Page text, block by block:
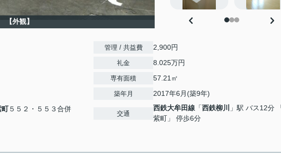
【外観】
町５５２・５５３合併
管理 / 共益費 2,900円
礼金 8.025万円
専有面積 57.21㎡
築年月 2017年6月(築9年)
交通
西鉄大牟田線 「西鉄柳川
」駅 バス12分
紫町」 停歩6分